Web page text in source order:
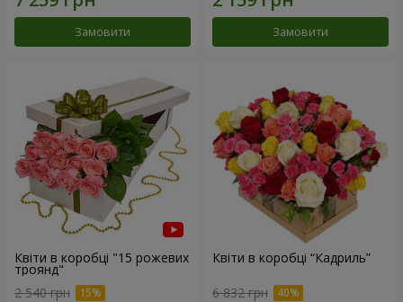
Замовити Замовити
Квіти в коробці "15 рожевих
троянд"
2 540 грн
Квіти в коробці “Кадриль”
6 832 грн